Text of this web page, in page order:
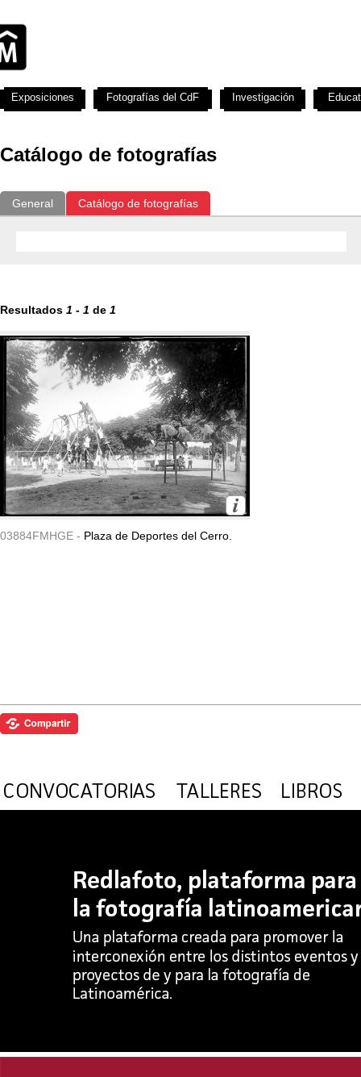
Catálogo de fotografías
General Catálogo de fotografías
Resultados 1 - 1 de 1
03884FMHGE - Plaza de Deportes del Cerro.
Exposiciones Fotografías del CdF Investigación